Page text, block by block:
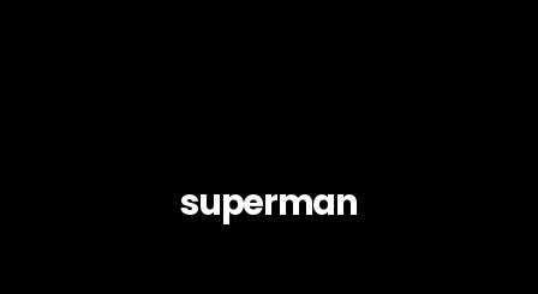
superman